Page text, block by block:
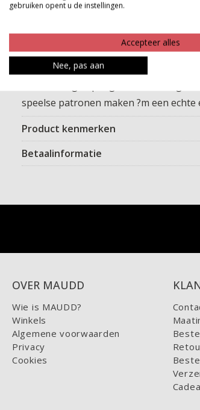
Deze luchtige opengehaakte
speelse patronen maken ?m een
Product kenmerken
Betaalinformatie
OVER MAUDD
Wie is MAUDD?
Winkels
Algemene voorwaarden
Privacy
Cookies
gebruiken opent u de instellingen.
Accepteer alles
Nee, pas aan